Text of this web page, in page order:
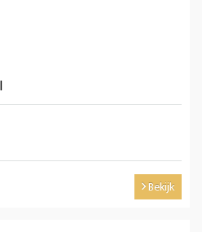
Bekijk